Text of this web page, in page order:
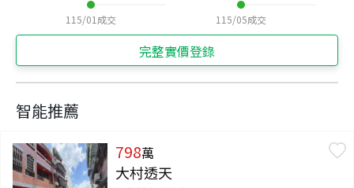
115/01 成交 115/05成交
完整實價登錄
智能推薦
798萬
大村透天